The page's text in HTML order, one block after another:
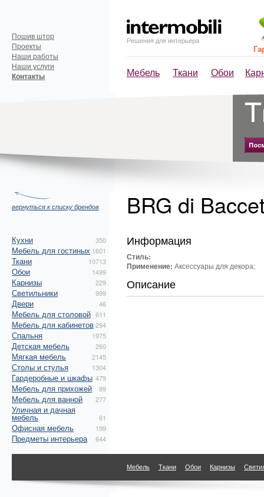
Решения для интерьера
Мебель Ткани Обои
Пошив штор
Проекты
Наши работы
Наши услуги
Контакты
вернуться к списку брендов
Кухни 350
Мебель для гостиных 1601
Ткани 10713
Обои 1499
Карнизы 229
Светильники 999
Двери 46
Мебель для столовой 611
Мебель для кабинетов294
Спальня 1975
Детская мебель 260
Мягкая мебель 2145
Столы и стулья 1304
Гардеробные и шкафы 479
Мебель для прихожей 89
Мебель для ванной 277
Уличная и дачная
мебель 61
Офисная мебель 199
Предметы интерьера 644
BRG di
Информация
Стиль:
Применение: Аксессуары для декора;
Описание
Мебель Ткани Обои Карнизы